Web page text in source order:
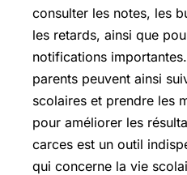
consulter les notes, les
les retards, ainsi que
notifications
parents peuvent ainsi
scolaires et prendre les
pour améliorer les
carces est un outil
qui concerne la vie